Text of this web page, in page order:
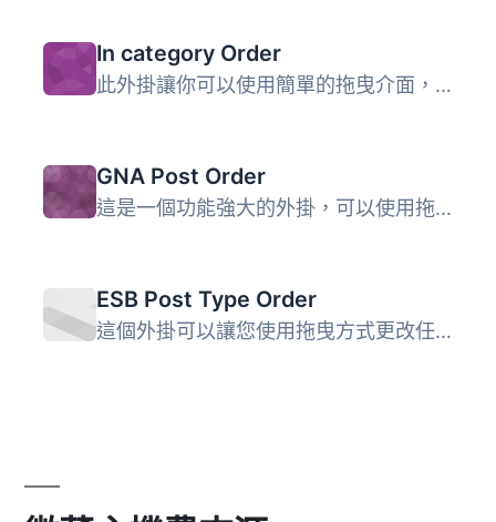
In category Order
此外掛讓你可以使用簡單的拖曳介面，針對每個分類設定文章的...
GNA Post Order
這是一個功能強大的外掛，可以使用拖放排序的 JavaScript 功...
ESB Post Type Order
這個外掛可以讓您使用拖曳方式更改任何文章型態的選單順序...